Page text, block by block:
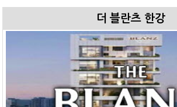
더 블란츠 한강